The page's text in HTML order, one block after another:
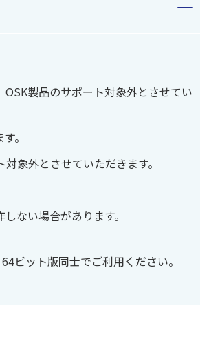
製品のサポート対象外とさせてい
。
象外とさせていただきます。
ない場合があります。
ビット版同士でご利用ください。